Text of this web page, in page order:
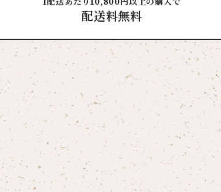
配送料無料